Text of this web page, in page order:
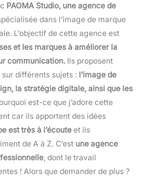
PAOMA Studio, une agence de
dans l’image de marque
L’objectif de cette agence est
et les marques à améliorer la
communication. Ils proposent
sur différents sujets : l’image de
la stratégie digitale, ainsi que les
est-ce que j’adore cette
car ils apportent des idées
est très à l’écoute et ils
de A à Z. C’est une agence
, dont le travail
! Alors que demander de plus ?